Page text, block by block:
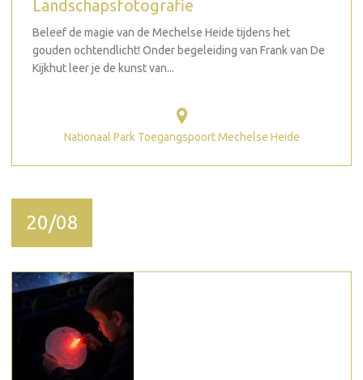
Landschapsfotografie
Beleef de magie van de Mechelse Heide tijdens het
gouden ochtendlicht! Onder begeleiding van Frank van De
Kijkhut leer je de kunst van...
Nationaal Park Toegangspoort Mechelse Heide
20/08